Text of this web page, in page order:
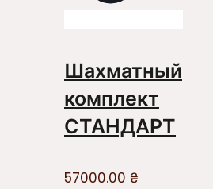
Шахматный
комплект
СТАНДАРТ
57000.00 ₴